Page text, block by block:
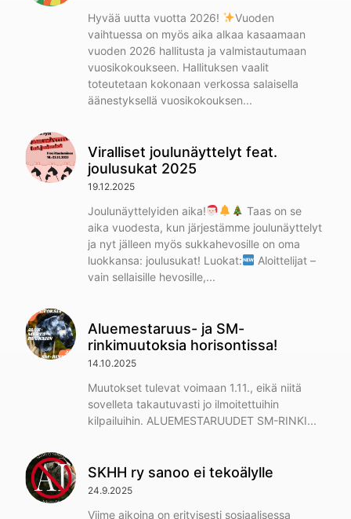
Hyvää uutta vuotta 2026!
Vuoden
vaihtuessa on myös aika alkaa kasaamaan
vuoden 2026 hallitusta ja valmistautumaan
vuosikokoukseen. Hallituksen vaalit
toteutetaan kokonaan verkossa salaisella
äänestyksellä vuosikokouksen
Viralliset joulunäyttelyt feat.
joulusukat 2025
19.12.2025
Joulunäyttelyiden aika!
Taas on se
aika vuodesta, kun järjestämme joulunäyttelyt
ja nyt jälleen myös sukkahevosille on oma
luokkansa: joulusukat! Luokat:
Aloittelijat –
vain sellaisille hevosille,
Aluemestaruus- ja SM-
rinkimuutoksia horisontissa!
14.10.2025
Muutokset tulevat voimaan 1.11., eikä niitä
sovelleta takautuvasti jo ilmoitettuihin
kilpailuihin. ALUEMESTARUUDET SM-RINKI
SKHH ry sanoo ei tekoälylle
24.9.2025
Viime aikoina on erityisesti sosiaalisessa